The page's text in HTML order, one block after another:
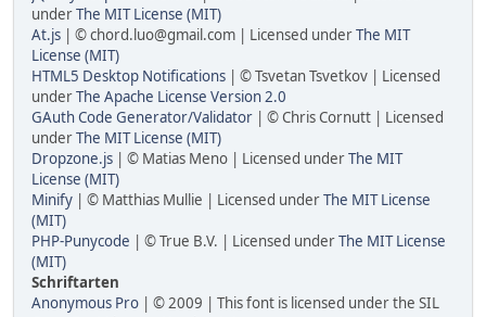
underThe MIT License (MIT)
At.js | © chord.luo@gmail.com | Licensed underThe MIT
License (MIT)
HTML5 Desktop Notifications | © Tsvetan Tsvetkov | Licensed
underThe Apache License Version 2.0
GAuth Code Generator/Validator | © Chris Cornutt | Licensed
underThe MIT License (MIT)
Dropzone.js | © Matias Meno | Licensed underThe MIT
License (MIT)
Minify | © Matthias Mullie | Licensed underThe MIT License
(MIT)
PHP-Punycode | © True B.V. | Licensed underThe MIT License
(MIT)
Schriftarten
Anonymous Pro | © 2009 | This font is licensed under the SIL